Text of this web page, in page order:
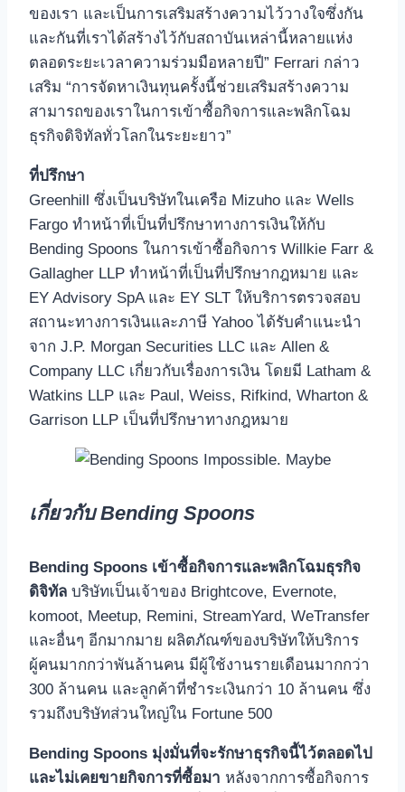
ของเรา และเป็นการเสริมสร้างความไว้วางใจซึ่งกัน
และกันที่เราได้สร้างไว้กับสถาบันเหล่านี้หลายแห่ง
ตลอดระยะเวลาความร่วมมือหลายปี” Ferrari กล่าว
เสริม “การจัดหาเงินทุนครั้งนี้ช่วยเสริมสร้างความ
สามารถของเราในการเข้าซื้อกิจการและพลิกโฉม
ธุรกิจดิจิทัลทั่วโลกในระยะยาว”
ที่ปรึกษา
Greenhill ซึ่งเป็นบริษัทในเครือ Mizuho และ Wells
Fargo ทำหน้าที่เป็นที่ปรึกษาทางการเงินให้กับ
Bending Spoons ในการเข้าซื้อกิจการ Willkie Farr &
Gallagher LLP ทำหน้าที่เป็นที่ปรึกษากฎหมาย และ
EY Advisory SpA และ EY SLT ให้บริการตรวจสอบ
สถานะทางการเงินและภาษี Yahoo ได้รับคำแนะนำ
จาก J.P. Morgan Securities LLC และ Allen &
Company LLC เกี่ยวกับเรื่องการเงิน โดยมี Latham &
Watkins LLP และ Paul, Weiss, Rifkind, Wharton &
Garrison LLP เป็นที่ปรึกษาทางกฎหมาย
เกี่ยวกับBending Spoons
Bending Spoons เข้าซื้อกิจการและพลิกโฉมธุรกิจ
ดิจิทัล บริษัทเป็นเจ้าของ Brightcove, Evernote,
komoot, Meetup, Remini, StreamYard, WeTransfer
และอื่นๆ อีกมากมาย ผลิตภัณฑ์ของบริษัทให้บริการ
ผู้คนมากกว่าพันล้านคน มีผู้ใช้งานรายเดือนมากกว่า
300 ล้านคน และลูกค้าที่ชำระเงินกว่า 10 ล้านคน ซึ่ง
รวมถึงบริษัทส่วนใหญ่ใน Fortune 500
Bending Spoons มุ่งมั่นที่จะรักษาธุรกิจนี้ไว้ตลอดไป
และไม่เคยขายกิจการที่ซื้อมา หลังจากการซื้อกิจการ